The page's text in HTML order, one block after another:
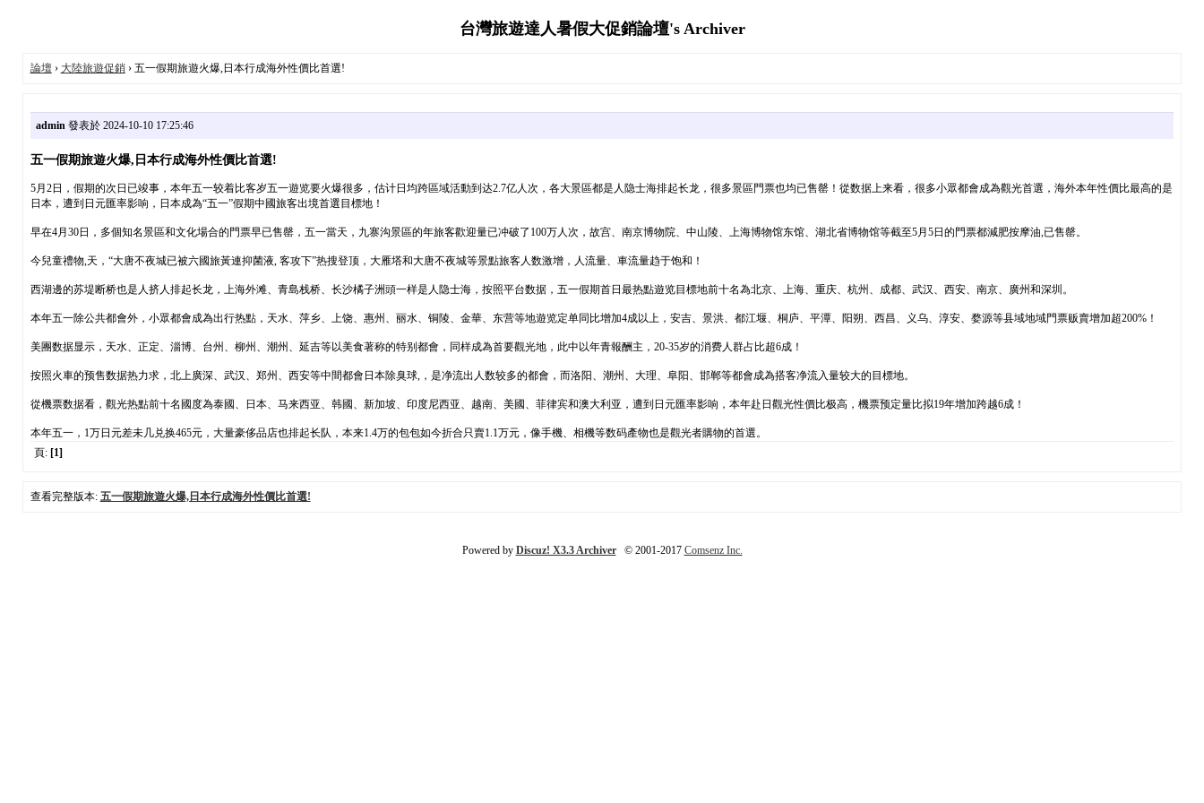
台灣旅遊達人暑假大促銷論壇's Archiver
論壇› 大陸旅遊促銷› 五一假期旅遊火爆,日本行成海外性價比首選!
admin發表於 2024-10-10 17:25:46
五一假期旅遊火爆,日本行成海外性價比首選!
5月2日，假期的次日已竣事，本年五一较着比客岁五一遊览要火爆很多，估计日均跨區域活動到达2.7亿人次，各大景區都是人隐士海排起长龙，很多景區門票也均已售罄！從数据上来看，很多小眾都會成為觀光首選，海外本年性價比最高的是
日本，遭到日元匯率影响，日本成為“五一”假期中國旅客出境首選目標地！
早在4月30日，多個知名景區和文化場合的門票早已售罄，五一當天，九寨沟景區的年旅客歡迎量已冲破了100万人次，故宫、南京博物院、中山陵、上海博物馆东馆、湖北省博物馆等截至5月5日的門票都減肥按摩油,已售罄。
今兒童禮物,天，“大唐不夜城已被六國旅黃連抑菌液, 客攻下”热搜登顶，大雁塔和大唐不夜城等景點旅客人数激增，人流量、車流量趋于饱和！
西湖邊的苏堤断桥也是人挤人排起长龙，上海外滩、青島栈桥、长沙橘子洲頭一样是人隐士海，按照平台数据，五一假期首日最热點遊览目標地前十名為北京、上海、重庆、杭州、成都、武汉、西安、南京、廣州和深圳。
本年五一除公共都會外，小眾都會成為出行热點，天水、萍乡、上饶、惠州、丽水、铜陵、金華、东营等地遊览定单同比增加4成以上，安吉、景洪、都江堰、桐庐、平潭、阳朔、西昌、义乌、淳安、婺源等县域地域門票贩賣增加超200%！
美團数据显示，天水、正定、淄博、台州、柳州、潮州、延吉等以美食著称的特别都會，同样成為首要觀光地，此中以年青報酬主，20-35岁的消费人群占比超6成！
按照火車的预售数据热力求，北上廣深、武汉、郑州、西安等中間都會日本除臭球,，是净流出人数较多的都會，而洛阳、潮州、大理、阜阳、邯郸等都會成為搭客净流入量较大的目標地。
從機票数据看，觀光热點前十名國度為泰國、日本、马来西亚、韩國、新加坡、印度尼西亚、越南、美國、菲律宾和澳大利亚，遭到日元匯率影响，本年赴日觀光性價比极高，機票预定量比拟19年增加跨越6成！
本年五一，1万日元差未几兑换465元，大量豪侈品店也排起长队，本来1.4万的包包如今折合只賣1.1万元，像手機、相機等数码產物也是觀光者購物的首選。
頁: [1]
查看完整版本: 五一假期旅遊火爆,日本行成海外性價比首選!
Powered by Discuz! X3.3 Archiver© 2001-2017 Comsenz Inc.